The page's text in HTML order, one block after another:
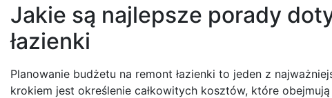
Jakie są najlepsze porady
łazienki
Planowanie budżetu na remont łazienki to jeden z
krokiem jest określenie całkowitych kosztów, które